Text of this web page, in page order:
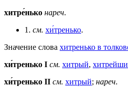
хитре́нько нареч.
1. см. хи́тренько.
Значение слова хитренько в
хи́тренько I см. хитрый,
хи́тренько II см. хитрый; нареч.